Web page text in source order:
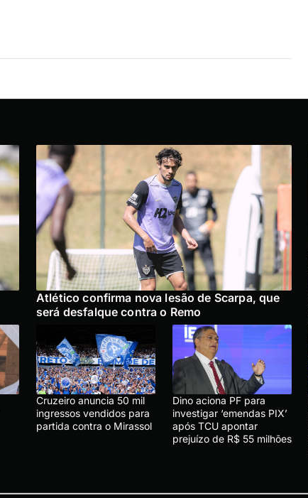
Atlético confirma nova lesão de Scarpa, que
será desfalque contra o Remo
Cruzeiro anuncia 50 mil
ingressos vendidos para
partida contra o Mirassol
Dino aciona PF para
investigar ‘emendas PIX’
após TCU apontar
prejuízo de R$ 55 milhões